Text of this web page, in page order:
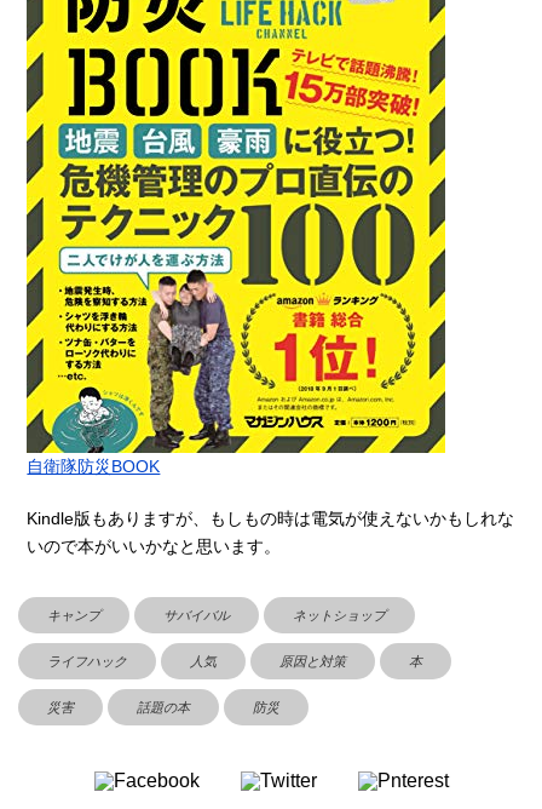
自衛隊防災BOOK
Kindle版もありますが、もしもの時は電気が使えないかもしれな
いので本がいいかなと思います。
キャンプ サバイバル ネットショップ
ライフハック 人気 原因と対策 本
災害 話題の本 防災